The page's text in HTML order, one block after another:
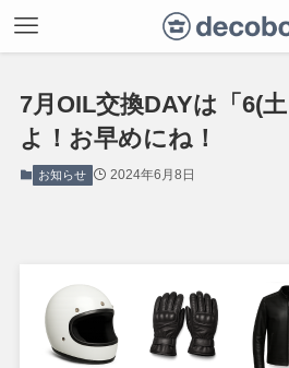
7月OIL交換DAYは「6(
よ！お早めにね！
お知らせ 2024年6月8日